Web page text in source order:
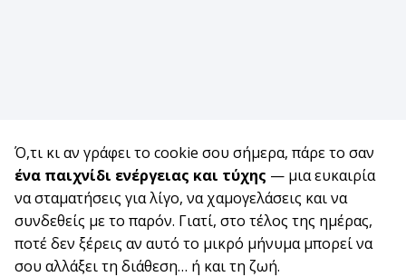
Ό,τι κι αν γράφει το cookie σου σήμερα, πάρε το σαν
ένα παιχνίδι ενέργειας και τύχης — μια ευκαιρία
να σταματήσεις για λίγο, να χαμογελάσεις και να
συνδεθείς με το παρόν. Γιατί, στο τέλος της ημέρας,
ποτέ δεν ξέρεις αν αυτό το μικρό μήνυμα μπορεί να
σου αλλάξει τη διάθεση… ή και τη ζωή.